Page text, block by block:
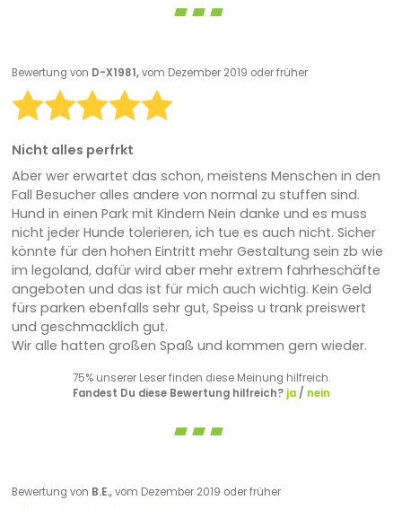
Bewertung von D-X1981,vom Dezember 2019 oder früher
Nicht alles perfrkt
Aber wer erwartet das schon, meistens Menschen in den
Fall Besucher alles andere von normal zu stuffen sind.
Hund in einen Park mit Kindern Nein danke und es muss
nicht jeder Hunde tolerieren, ich tue es auch nicht. Sicher
könnte für den hohen Eintritt mehr Gestaltung sein zb wie
im legoland, dafür wird aber mehr extrem fahrheschäfte
angeboten und das ist für mich auch wichtig. Kein Geld
fürs parken ebenfalls sehr gut, Speiss u trank preiswert
und geschmacklich gut.
Wir alle hatten großen Spaß und kommen gern wieder.
75% unserer Leser finden diese Meinung hilfreich.
Fandest Du diese Bewertung hilfreich? ja/ nein
Bewertung von B.E.,vom Dezember 2019 oder früher